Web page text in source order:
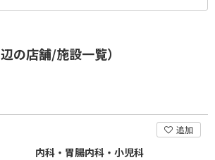
の店舗/施設一覧）
追加
内科・胃腸内科・小児科